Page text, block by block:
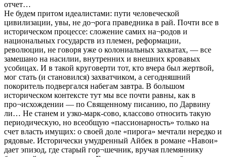
отчет…
Не будем притом идеалистами: пути человеческой
цивилизации, увы, не до¬рога праведника в рай. Почти все в
историческом процессе: сложение самих на¬родов и
национальных государств из племен, реформации,
революции, не говоря уже о колониальных захватах, — все
замешано на насилии, внутренних и внешних кровавых
усобицах. И в такой круговерти тот, кто вчера был жертвой,
мог стать (и становился) захватчиком, а сегодняшний
покоритель подвергался набегам завтра. В большом
историческом контексте тут мы все почти равны, как в
про¬исхождении — по Священному писанию, по Дарвину
ли… Не станем и узко-марк-сово, классово относить такую
периодическую, но всеобщую «пассионарность» только на
счет власть имущих: о своей доле «пирога» мечтали нередко и
рядовые. Исторически умудренный Айбек в романе «Навои»
дает эпизод, где старый гор¬шечник, вручая племяннику